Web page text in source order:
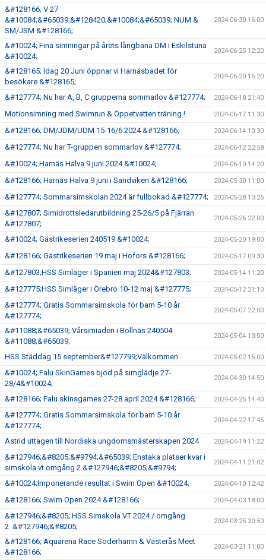
&#128166; V 27
&#10084;&#65039;&#128420;&#10084;&#65039; NUM &
SM/JSM &#128166;
2024-06-30 16:00
&#10024; Fina simningar på årets långbana DM i Eskilstuna
&#10024;
2024-06-25 12:20
&#128165; Idag 20 Juni öppnar vi Harnäsbadet för
besökare &#128165;
2024-06-20 16:20
&#127774; Nu har A, B, C grupperna sommarlov &#127774; 2024-06-18 21:40
Motionsimning med Swimrun & Öppetvatten träning ! 2024-06-17 11:30
&#128166; DM/JDM/UDM 15-16/6 2024 &#128166; 2024-06-14 10:30
&#127774; Nu har T-gruppen sommarlov &#127774; 2024-06-12 22:58
&#10024; Harnäs Halva 9 juni 2024 &#10024; 2024-06-10 14:20
&#128166; Harnäs Halva 9 juni i Sandviken &#128166; 2024-05-30 11:00
&#127774; Sommarsimskolan 2024 är fullbokad &#127774; 2024-05-28 13:25
&#127807; Simidrottsledarutbildning 25-26/5 på Fjärran
&#127807;
2024-05-26 22:00
&#10024; Gästrikeserien 240519 &#10024; 2024-05-20 19:00
&#128166; Gästrikeserien 19 maj i Hofors &#128166; 2024-05-17 09:30
&#127803;HSS Simläger i Spanien maj 2024&#127803; 2024-05-14 11:20
&#127775;HSS Simläger i Örebro 10-12 maj &#127775; 2024-05-12 21:10
&#127774; Gratis Sommarsimskola för barn 5-10 år
&#127774;
2024-05-07 22:00
&#11088;&#65039; Vårsimiaden i Bollnäs 240504
&#11088;&#65039;
2024-05-04 13:00
HSS Städdag 15 september&#127799;Välkommen 2024-05-02 15:00
&#10024; Falu SkinGames bjöd på simglädje 27-
28/4&#10024;
2024-04-30 14:50
&#128166; Falu skinsgames 27-28 april 2024 &#128166; 2024-04-25 14:40
&#127774; Gratis Sommarsimskola för barn 5-10 år
&#127774;
2024-04-22 17:45
Astrid uttagen till Nordiska ungdomsmästerskapen 2024 2024-04-19 11:22
&#127946;&#8205;&#9794;&#65039; Enstaka platser kvar i
simskola vt omgång 2 &#127946;&#8205;&#9794;
2024-04-11 21:02
&#10024;Imponerande resultat i Swim Open &#10024; 2024-04-10 12:42
&#128166; Swim Open 2024 &#128166; 2024-04-03 18:00
&#127946;&#8205; HSS Simskola VT 2024 / omgång
2 &#127946;&#8205;
2024-03-25 20:50
&#128166; Aquarena Race Söderhamn & Västerås Meet
&#128166;
2024-03-21 11:00